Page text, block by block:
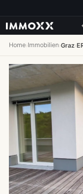
Home›Immobilien›Graz›